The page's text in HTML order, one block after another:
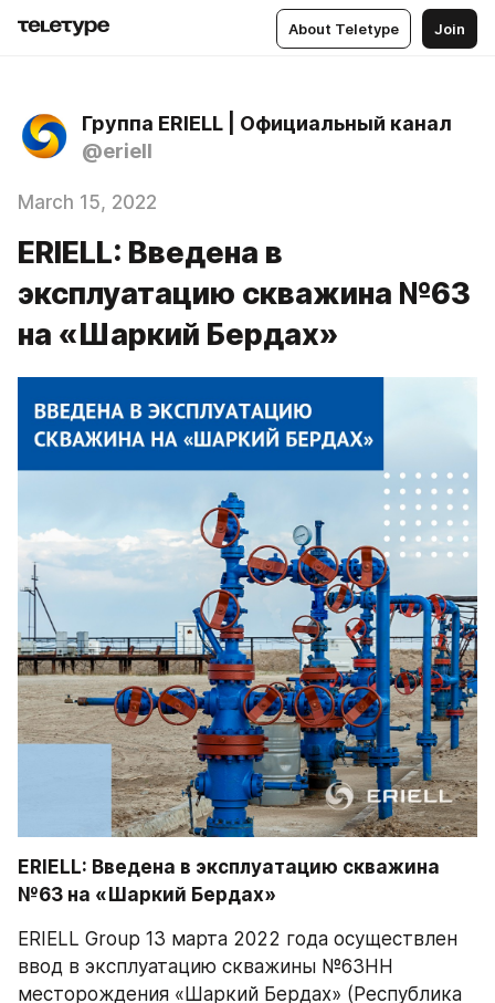
About Teletype Join
Группа ERIELL | Официальный канал
@eriell
March 15, 2022
ERIELL: Введена в
эксплуатацию скважина №63
на «Шаркий Бердах»
ERIELL: Введена в эксплуатацию скважина
№63 на «Шаркий Бердах»
ERIELL Group 13 марта 2022 года осуществлен
ввод в эксплуатацию скважины №63НН
месторождения «Шаркий Бердах» (Республика